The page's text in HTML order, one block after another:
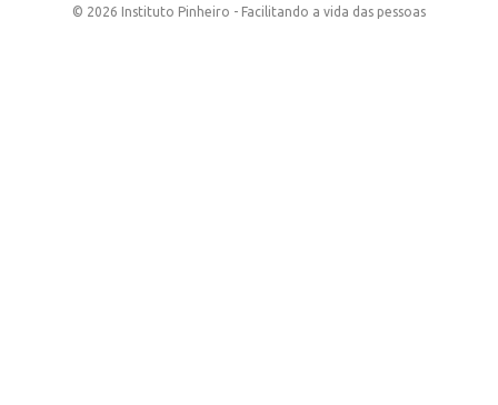
© 2026 Instituto Pinheiro - Facilitando a vida das pessoas